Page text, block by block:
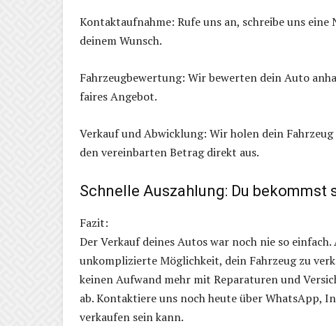
Kontaktaufnahme: Rufe uns an, schreibe uns
deinem Wunsch.
Fahrzeugbewertung: Wir bewerten dein Auto
faires Angebot.
Verkauf und Abwicklung: Wir holen dein
den vereinbarten Betrag direkt aus.
Schnelle Auszahlung: Du
Fazit:
Der Verkauf deines Autos war noch nie so
unkomplizierte Möglichkeit, dein Fahrzeug zu
keinen Aufwand mehr mit Reparaturen und
ab. Kontaktiere uns noch heute über WhatsApp,
verkaufen sein kann.